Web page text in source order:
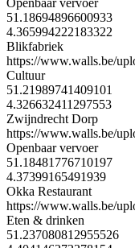
Openbaar vervoer
51.18694896600933
4.365994222183322
Blikfabriek
https://www.walls.be/
Cultuur
51.21989741409101
4.326632411297553
Zwijndrecht Dorp
https://www.walls.be/
Openbaar vervoer
51.18481776710197
4.37399165491939
Okka Restaurant
https://www.walls.be/
Eten & drinken
51.237080812955526